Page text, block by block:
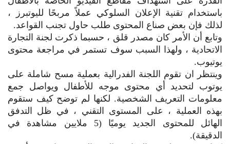
باستخدام تقنية الإعلان السلوكي عملاً مربحًا لليوتبرز ،
لذلك فإن بعض صناع المحتوى طلب حاول تجنب القواعد.
وتابع أن الأمر كان مصدر قلق ، حسبما ذكرت لجنة التجارة
الاتحادية ، ولهذا السبب سوف تستمر في مراجعة محتوى
يوتيوب.
وينتظر ان تقوم اللجنة الفدرالية بعملية مسح شاملة على
يوتوب لتحديد أي محتوى موجه للأطفال ويواصل جمع
معلومات التعريف الشخصية. لكنها لم توضح كيف ستقوم
بهذه العملية ، على المستوى التقني ، في ظل التدفق
الهائل للمحتوى الجديد يوميًا (5 ملايين مشاهدة في
الدقيقة).